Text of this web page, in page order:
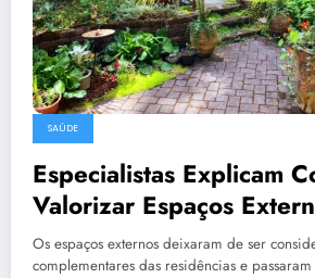
SAÚDE
Especialistas Explicam
Valorizar Espaços
Residenciais
Os espaços externos deixaram de ser
complementares das residências e